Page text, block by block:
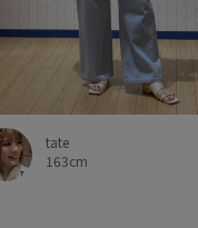
tate
163cm